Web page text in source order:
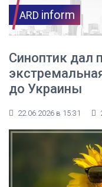
ARD inform
Синоптик дал
до Украины
22.06.2026 в 15:31